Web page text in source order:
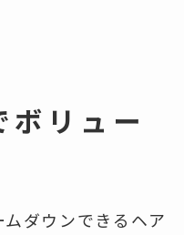
リュー
ダウンできるヘア